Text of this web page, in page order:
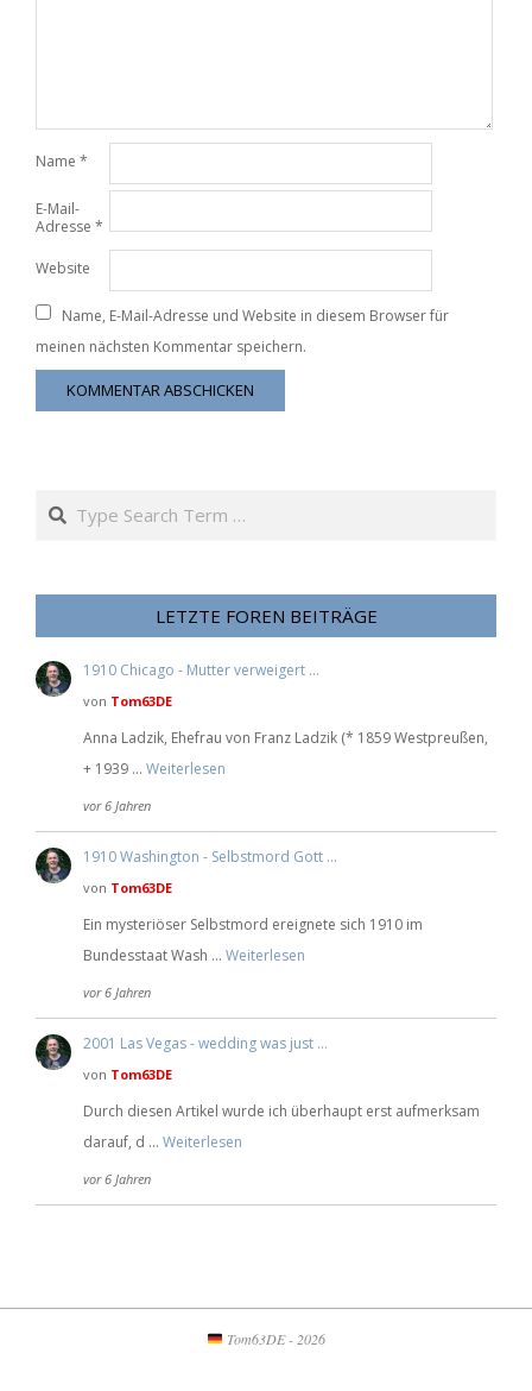
Name *
E-Mail-
Adresse *
Website
Name, E-Mail-Adresse und Website in diesem Browser für
meinen nächsten Kommentar speichern.
Search
LETZTE FOREN BEITRÄGE
1910 Chicago - Mutter verweigert …
von Tom63DE
Anna Ladzik, Ehefrau von Franz Ladzik (* 1859 Westpreußen,
+ 1939 … Weiterlesen
vor 6 Jahren
1910 Washington - Selbstmord Gott …
von Tom63DE
Ein mysteriöser Selbstmord ereignete sich 1910 im
Bundesstaat Wash … Weiterlesen
vor 6 Jahren
2001 Las Vegas - wedding was just …
von Tom63DE
Durch diesen Artikel wurde ich überhaupt erst aufmerksam
darauf, d … Weiterlesen
vor 6 Jahren
Tom63DE - 2026